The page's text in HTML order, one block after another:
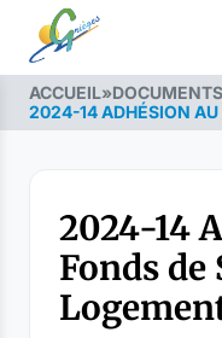
ACCUEIL»DOCUMENTS
2024-14 ADHÉSION AU
2024-14
Fonds